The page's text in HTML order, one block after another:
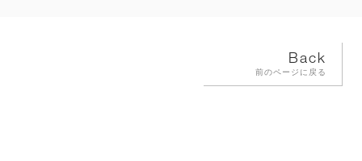
Back
前のページに戻る